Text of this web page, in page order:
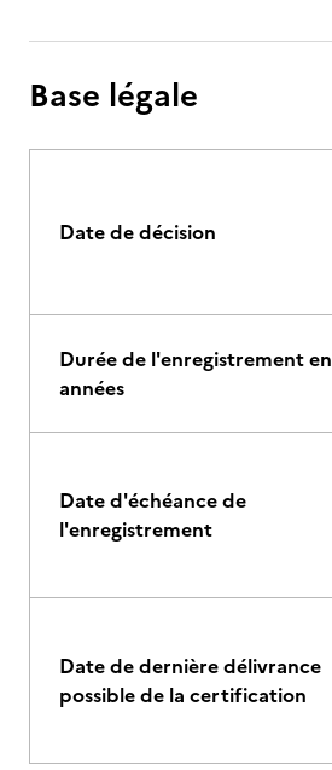
Base légale
Date de décision
Durée de l'enregistrement en
années
Date d'échéance de
l'enregistrement
Date de dernière délivrance
possible de la certification